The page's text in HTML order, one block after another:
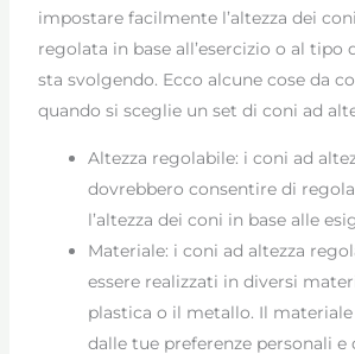
impostare facilmente l’altezza dei
regolata in base all’esercizio o al tipo
sta svolgendo. Ecco alcune cose da
quando si sceglie un set di coni ad
Altezza regolabile: i coni ad
dovrebbero consentire di
l’altezza dei coni in base alle
Materiale: i coni ad altezza
essere realizzati in diversi
plastica o il metallo. Il
dalle tue preferenze personali e